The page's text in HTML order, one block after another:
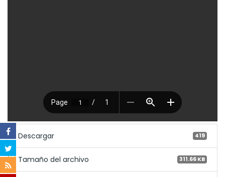
Descargar 419
Tamaño del archivo 311.66 KB